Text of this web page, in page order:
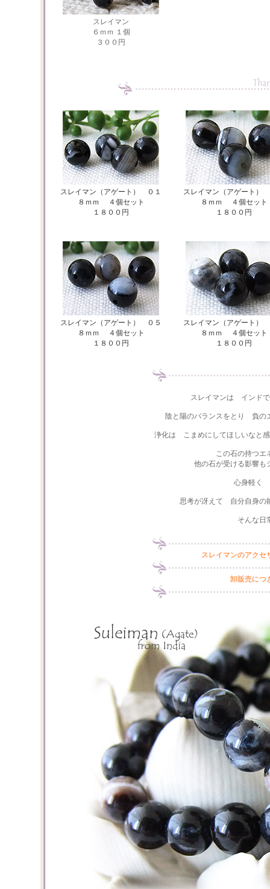
スレイマン
６ｍｍ １個
３００円
スレイマン（アゲート） ０１
８ｍｍ
４個セット
１８００円
スレイマン（アゲート）
８ｍｍ
４個セット
１８００円
スレイマン（アゲート） ０５
８ｍｍ
４個セット
１８００円
スレイマン（アゲート）
８ｍｍ
４個セット
１８００円
スレイマンは インド
陰と陽のバランスをとり 負の
浄化は こまめにしてほしいなと
この石の持つエ
他の石が受ける影響も
心身軽く
思考が冴えて 自分自身の
そんな日
スレイマンのアクセ
卸販売につ